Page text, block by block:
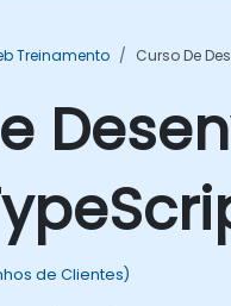
Treinamento Curso De
de Clientes)